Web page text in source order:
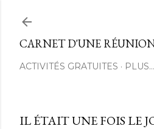
CARNET D'UNE
ACTIVITÉS GRATUITES PLUS…
IL ÉTAIT UNE FOIS LE